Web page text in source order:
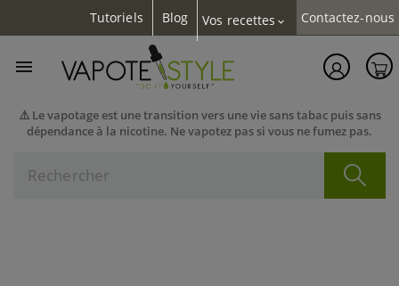
Tutoriels Blog Vos recettes expand_more Contactez-nous
⚠️ Le vapotage est une transition vers une vie sans tabac puis sans
dépendance à la nicotine. Ne vapotez pas si vous ne fumez pas.
